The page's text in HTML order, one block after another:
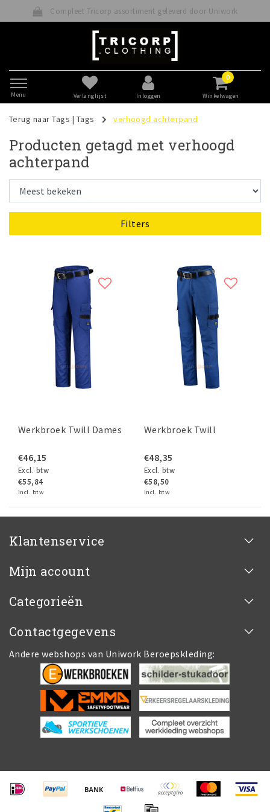
Compleet Tricorp assortiment geleverd door Uniwork
Menu Verlanglijst Inloggen
0
Winkelwagen
Terug naar Tags | Tags verhoogd achterpand
Producten getagd met verhoogd
achterpand
Filters
Werkbroek Twill Dames
€46,15
Excl. btw
€55,84
Incl. btw
Werkbroek Twill
€48,35
Excl. btw
€58,50
Incl. btw
Klantenservice
Mijn account
Categorieën
Contactgegevens
Andere webshops van Uniwork Beroepskleding: